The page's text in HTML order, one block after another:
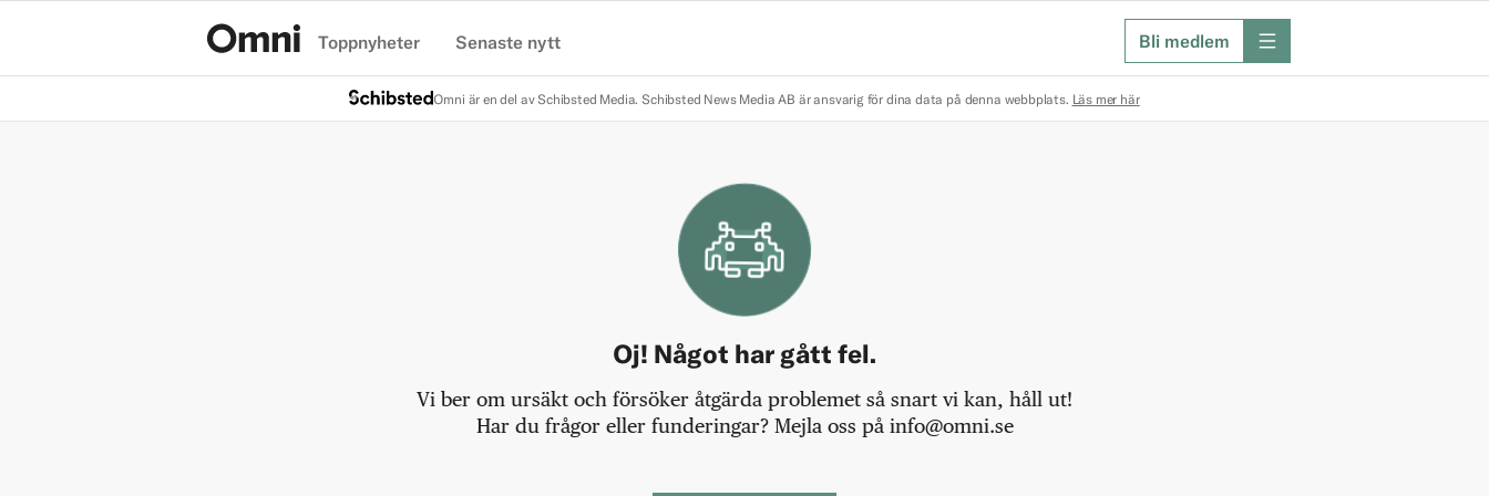
Toppnyheter Senaste nytt Bli medlem meny
Omni är en del av Schibsted Media. Schibsted News Media AB är ansvarig för dina data på denna webbplats. Läs mer här
Oj! Något har gått fel.
Vi ber om ursäkt och försöker åtgärda problemet så snart vi kan, håll ut!
Har du frågor eller funderingar? Mejla oss på info@omni.se